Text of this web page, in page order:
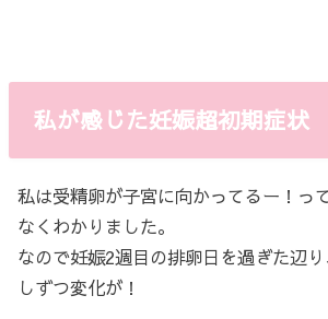
私が感じた妊娠超初期症状
私は受精卵が子宮に向かってるー！っ
なくわかりました。
なので妊娠2週目の排卵日を過ぎた辺
しずつ変化が！